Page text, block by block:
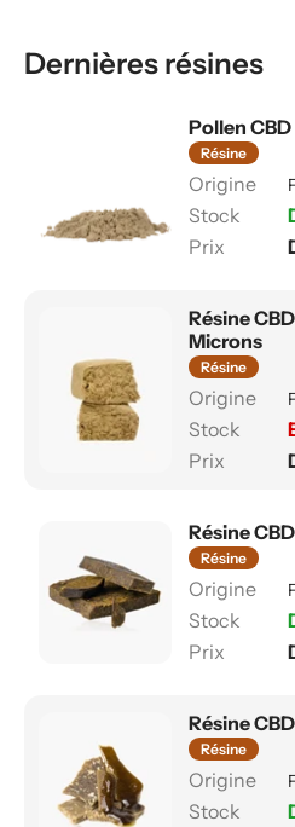
Dernières résines
Pollen
Résine
Résine
Microns
Résine
Résine
Résine
Résine
Résine